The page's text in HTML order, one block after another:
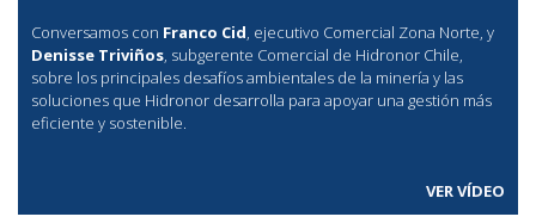
Conversamos con Franco Cid, ejecutivo Comercial Zona Norte, y
Denisse Triviños, subgerente Comercial de Hidronor Chile,
sobre los principales desafíos ambientales de la minería y las
soluciones que Hidronor desarrolla para apoyar una gestión más
eficiente y sostenible.
VER VÍDEO